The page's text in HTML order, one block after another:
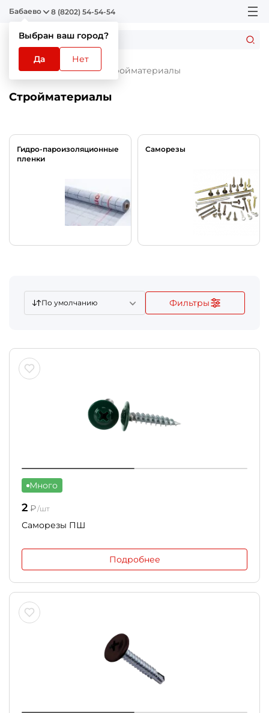
Бабаево
Выбран ваш город?
Да Нет
8 (8202) 54-54-54
Главная Каталог Стройматериалы
Стройматериалы
Гидро-пароизоляционные
пленки
Саморезы
По умолчанию Фильтры
Много
2 ₽/шт
Саморезы ПШ
Подробнее